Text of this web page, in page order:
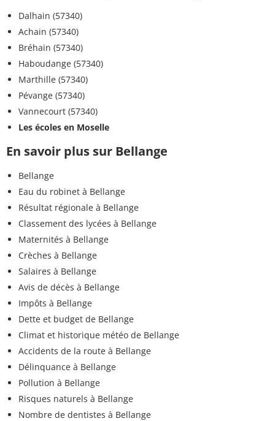
Dalhain (57340)
Achain (57340)
Bréhain (57340)
Haboudange (57340)
Marthille (57340)
Pévange (57340)
Vannecourt (57340)
Les écoles en Moselle
En savoir plus sur Bellange
Bellange
Eau du robinet à Bellange
Résultat régionale à Bellange
Classement des lycées à Bellange
Maternités à Bellange
Crèches à Bellange
Salaires à Bellange
Avis de décès à Bellange
Impôts à Bellange
Dette et budget de Bellange
Climat et historique météo de Bellange
Accidents de la route à Bellange
Délinquance à Bellange
Pollution à Bellange
Risques naturels à Bellange
Nombre de dentistes à Bellange